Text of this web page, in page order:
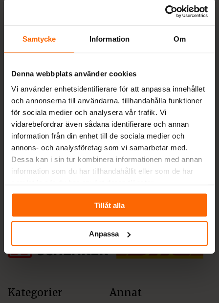
Samtycke Information Om
Denna webbplats använder cookies
Vi använder enhetsidentifierare för att anpassa innehållet
och annonserna till användarna, tillhandahålla funktioner
för sociala medier och analysera vår trafik. Vi
vidarebefordrar även sådana identifierare och annan
information från din enhet till de sociala medier och
annons- och analysföretag som vi samarbetar med.
Dessa kan i sin tur kombinera informationen med annan
information som du har tillhandahållit eller som de har
Tillåt alla
Anpassa
Måndag-Fredag 09-17, Söndag 10-13
Värestorpsvägen 16, 312 95 Laholm
Besök i butik sker endast efter överenskommelse
med kund. Ring oss så bokar vi en tid.
Betalningsalternativ
Kategorier Annat